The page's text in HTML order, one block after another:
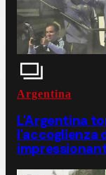
Argentina
L'Argentina
l'accoglienza